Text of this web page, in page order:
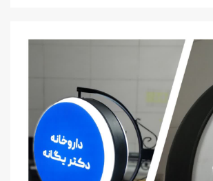
جزئیات بیشتر